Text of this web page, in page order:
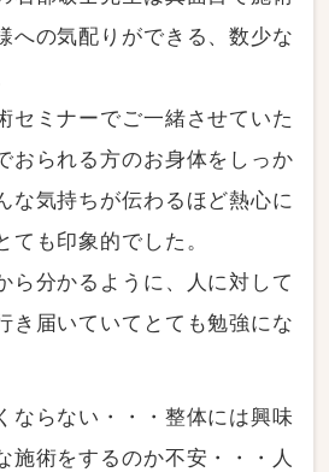
への気配りができる、数少な
セミナーでご一緒させていた
おられる方のお身体をしっか
な気持ちが伝わるほど熱心に
ても印象的でした。
ら分かるように、人に対して
き届いていてとても勉強にな
ならない・・・整体には興味
施術をするのか不安・・・人